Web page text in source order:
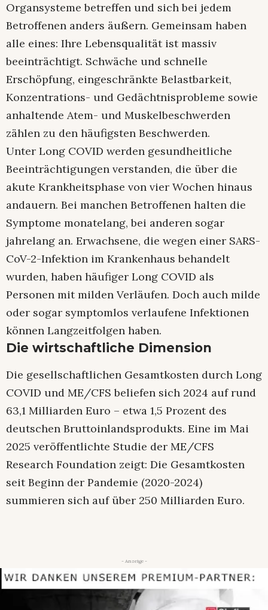
Organsysteme betreffen und sich bei jedem
Betroffenen anders äußern. Gemeinsam haben
alle eines: Ihre Lebensqualität ist massiv
beeinträchtigt. Schwäche und schnelle
Erschöpfung, eingeschränkte Belastbarkeit,
Konzentrations- und Gedächtnisprobleme sowie
anhaltende Atem- und Muskelbeschwerden
zählen zu den häufigsten Beschwerden.
Unter Long COVID werden gesundheitliche
Beeinträchtigungen verstanden, die über die
akute Krankheitsphase von vier Wochen hinaus
andauern. Bei manchen Betroffenen halten die
Symptome monatelang, bei anderen sogar
jahrelang an. Erwachsene, die wegen einer SARS-
CoV-2-Infektion im Krankenhaus behandelt
wurden, haben häufiger Long COVID als
Personen mit milden Verläufen. Doch auch milde
oder sogar symptomlos verlaufene Infektionen
können Langzeitfolgen haben.
Die wirtschaftliche Dimension
Die gesellschaftlichen Gesamtkosten durch Long
COVID und ME/CFS beliefen sich 2024 auf rund
63,1 Milliarden Euro – etwa 1,5 Prozent des
deutschen Bruttoinlandsprodukts. Eine im Mai
2025 veröffentlichte Studie der ME/CFS
Research Foundation zeigt: Die Gesamtkosten
seit Beginn der Pandemie (2020-2024)
summieren sich auf über 250 Milliarden Euro.
- Anzeige -